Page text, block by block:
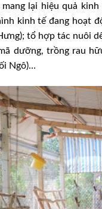
mang lại hiệu quả
kinh tế đang hoạt
tổ hợp tác nuôi
dưỡng, trồng rau
Ngô)…